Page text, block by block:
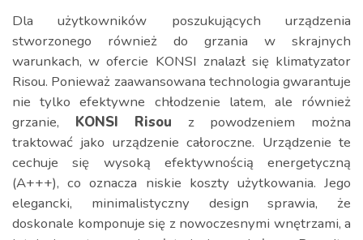
Dla użytkowników poszukujących urządzenia
stworzonego również do grzania w skrajnych
warunkach, w ofercie KONSI znalazł się klimatyzator
Risou. Ponieważ zaawansowana technologia gwarantuje
nie tylko efektywne chłodzenie latem, ale również
grzanie, KONSI Risou z powodzeniem można
traktować jako urządzenie całoroczne. Urządzenie te
cechuje się wysoką efektywnością energetyczną
(A+++), co oznacza niskie koszty użytkowania. Jego
elegancki, minimalistyczny design sprawia, że
doskonale komponuje się z nowoczesnymi wnętrzami, a